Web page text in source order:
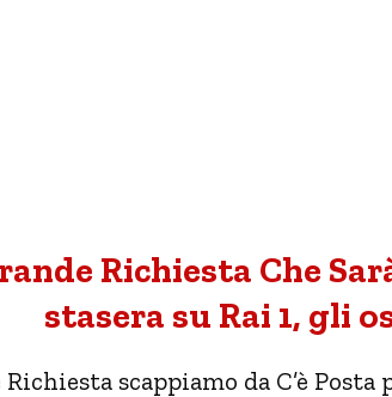
Richiesta Che
stasera su Rai 1, gli
scappiamo da C’è